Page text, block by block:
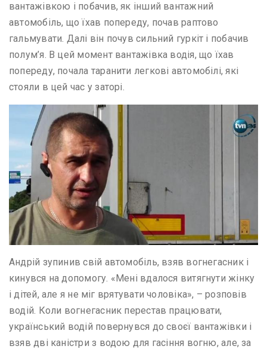
вантажівкою і побачив, як інший вантажний
автомобіль, що їхав попереду, почав раптово
гальмувати. Далі він почув сильний гуркіт і побачив
полум’я. В цей момент вантажівка водія, що їхав
попереду, почала таранити легкові автомобілі, які
стояли в цей час у заторі.
Андрій зупинив свій автомобіль, взяв вогнегасник і
кинувся на допомогу. «Мені вдалося витягнути жінку
і дітей, але я не міг врятувати чоловіка», – розповів
водій. Коли вогнегасник перестав працювати,
український водій повернувся до своєї вантажівки і
взяв дві каністри з водою для гасіння вогню, але, за